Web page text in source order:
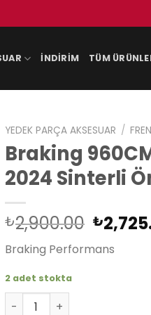
İNDIRIM TÜM
YEDEK PARÇA AKSESUAR /
Braking
2024 Sinterli
₺2,900.00
fiyat:
₺
Braking Performans
2 adet stokta
Braking 960CM55 BMW R